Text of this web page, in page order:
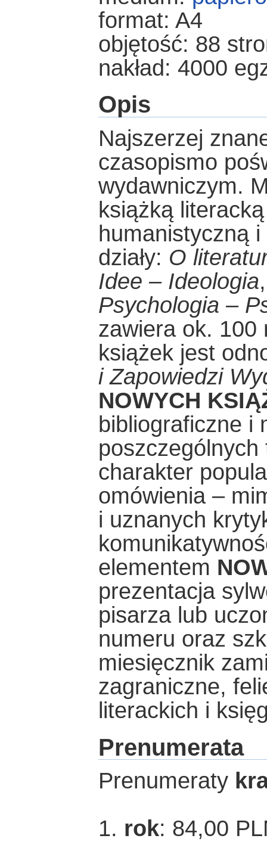
format: A4
objętość: 88
nakład: 4000
Opis
Najszerzej
czasopismo
wydawniczym.
książką
humanistyczną
działy: O
Idee – Ideologia
Psychologia –
zawiera ok. 100
książek jest
i Zapowiedzi
NOWYCH
bibliograficzne i
poszczególnych
charakter
omówienia –
i uznanych
elementem
prezentacja
pisarza lub
numeru oraz
miesięcznik
zagraniczne,
literackich i
Prenumerata
Prenumeraty
1. rok: 84,00